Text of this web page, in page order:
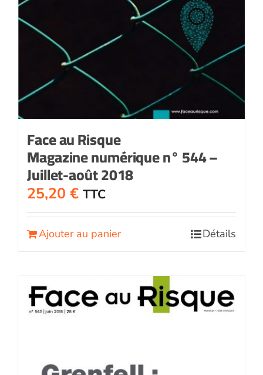
Face au Risque
Magazine numérique n° 544 –
Juillet-août 2018
25,20 € TTC
Ajouter au panier Détails